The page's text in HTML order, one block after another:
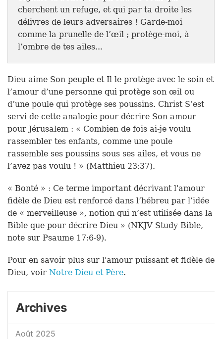
cherchent un refuge, et qui par ta droite les
délivres de leurs adversaires ! Garde-moi
comme la prunelle de l’œil ; protège-moi, à
l’ombre de tes ailes...
Dieu aime Son peuple et Il le protège avec le soin et
l’amour d’une personne qui protège son œil ou
d’une poule qui protège ses poussins. Christ S’est
servi de cette analogie pour décrire Son amour
pour Jérusalem : « Combien de fois ai-je voulu
rassembler tes enfants, comme une poule
rassemble ses poussins sous ses ailes, et vous ne
l’avez pas voulu ! » (Matthieu 23:37).
« Bonté » : Ce terme important décrivant l'amour
fidèle de Dieu est renforcé dans l’hébreu par l’idée
de « merveilleuse », notion qui n’est utilisée dans la
Bible que pour décrire Dieu » (NKJV Study Bible,
note sur Psaume 17:6-9).
Pour en savoir plus sur l'amour puissant et fidèle de
Dieu, voir Notre Dieu et Père.
Archives
Août 2025